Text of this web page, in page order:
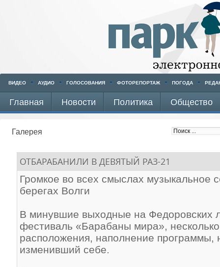
ВИДЕО АУДИО ГОЛОСОВАНИЯ ФОТОРЕПОРТАЖ ПОГОДА
Главная Новости Политика Общество
Галерея
ОТБАРАБАНИЛИ В ДЕВЯТЫЙ РАЗ-21
Громкое во всех смыслах музыкальное
берегах Волги
В минувшие выходные на Федоровских
фестиваль «Барабаны мира»,
расположения, наполнение программы,
изменивший себе.